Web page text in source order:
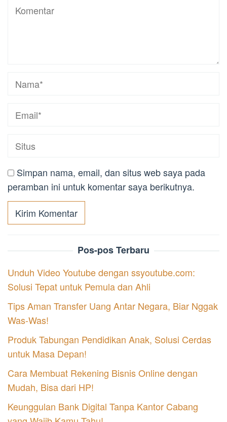
Simpan nama, email, dan situs web saya pada
peramban ini untuk komentar saya berikutnya.
Pos-pos Terbaru
Unduh Video Youtube dengan ssyoutube.com:
Solusi Tepat untuk Pemula dan Ahli
Tips Aman Transfer Uang Antar Negara, Biar Nggak
Was-Was!
Produk Tabungan Pendidikan Anak, Solusi Cerdas
untuk Masa Depan!
Cara Membuat Rekening Bisnis Online dengan
Mudah, Bisa dari HP!
Keunggulan Bank Digital Tanpa Kantor Cabang